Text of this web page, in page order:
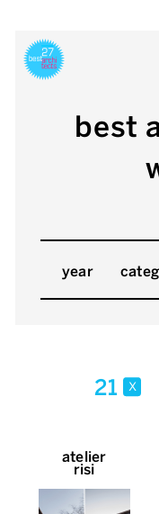
best
year
21 x
atelier
risi